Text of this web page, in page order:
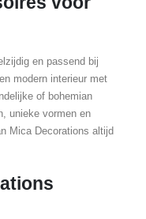
en passend bij
modern interieur met
of bohemian
unieke vormen en
Mica Decorations altijd